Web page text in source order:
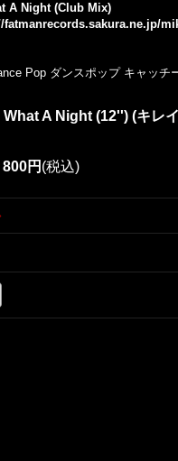
A Night (Club Mix)
fatmanrecords.sakura.ne.jp/
Pop ダンスポップ キャッチ
A Night (12'') (キレ
800円 (税込)